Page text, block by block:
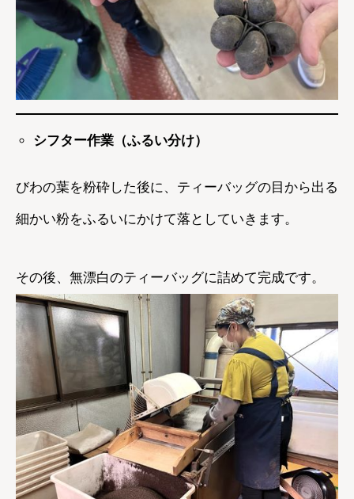
シフター作業（ふるい分け）
びわの葉を粉砕した後に、ティーバッグの目から出る
細かい粉をふるいにかけて落としていきます。
その後、無漂白のティーバッグに詰めて完成です。